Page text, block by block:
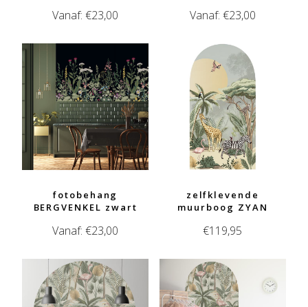
Vanaf:€23,00 Vanaf: €23,00
fotobehang
BERGVENKEL zwart
Vanaf:€23,00
zelfklevende
muurboog ZYAN
€119,95